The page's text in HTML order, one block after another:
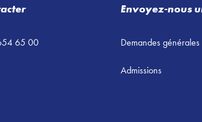
65 00
Envoyez-nous
Demandes générales
Admissions